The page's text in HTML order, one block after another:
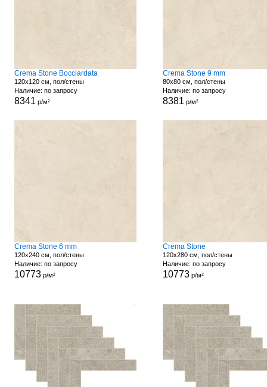
Crema Stone Bocciardata
120x120 см, пол/стены
Наличие: по запросу
8341 р/м²
Crema Stone 9 mm
80x80 см, пол/стены
Наличие: по запросу
8381 р/м²
Crema Stone 6 mm
120x240 см, пол/стены
Наличие: по запросу
10773р/м²
Crema Stone
120x280 см, пол/стены
Наличие: по запросу
10773р/м²